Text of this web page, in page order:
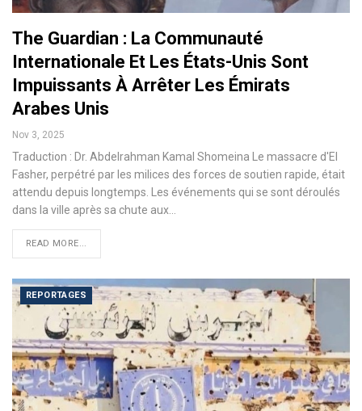
The Guardian : La Communauté
Internationale Et Les États-Unis Sont
Impuissants À Arrêter Les Émirats
Arabes Unis
Nov 3, 2025
Traduction : Dr. Abdelrahman Kamal Shomeina Le massacre d'El
Fasher, perpétré par les milices des forces de soutien rapide, était
attendu depuis longtemps. Les événements qui se sont déroulés
dans la ville après sa chute aux…
READ MORE...
REPORTAGES